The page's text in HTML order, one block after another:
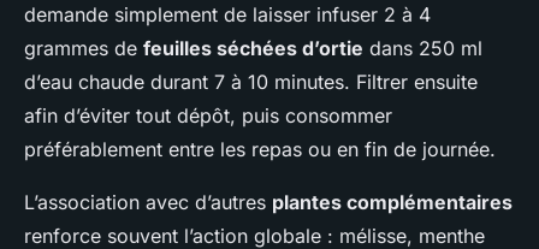
demande simplement de laisser infuser 2 à 4
grammes de feuilles séchées d’ortie dans 250 ml
d’eau chaude durant 7 à 10 minutes. Filtrer ensuite
afin d’éviter tout dépôt, puis consommer
préférablement entre les repas ou en fin de journée.
L’association avec d’autres plantes complémentaires
renforce souvent l’action globale : mélisse, menthe